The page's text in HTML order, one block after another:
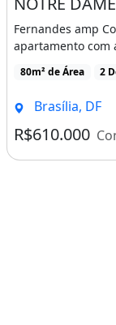
Quadra
Salão De
Academia
Salão De
Conexão
Ar-
Fernandes amp
apartamento com
80m² de Área 2
Brasília, DF
R$610.000